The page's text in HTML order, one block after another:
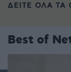
ΔΕΙΤΕ ΟΛΑ ΤΑ
Best of